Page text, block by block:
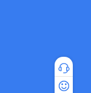
专家咨询